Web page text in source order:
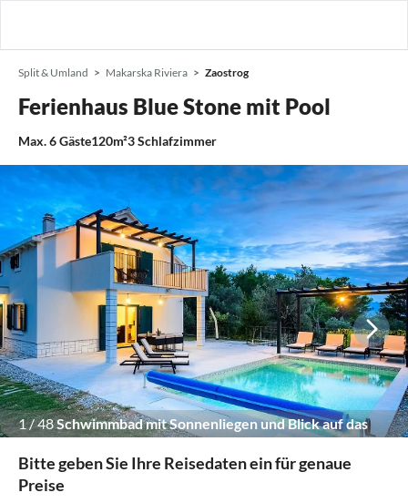
Split & Umland Makarska Riviera Zaostrog
Ferienhaus Blue Stone mit Pool
Max.6Gäste120m²3Schlafzimmer
1/48Schwimmbad mit Sonnenliegen und Blick auf das
Bitte geben Sie Ihre Reisedaten ein für genaue
Preise